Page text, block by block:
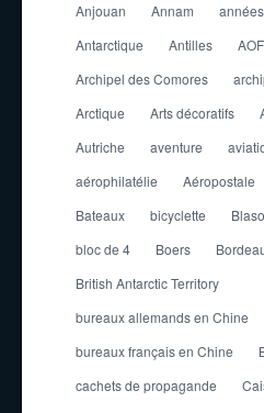
Anjouan
Annam
Antarctique
Antilles
AOF
Archipel des Comores
Arctique
Arts décoratifs
Autriche
aventure
aérophilatélie
Aéropostale
Bateaux
bicyclette
bloc de 4
Boers
British Antarctic Territory
bureaux allemands en Chine
bureaux français en Chine
cachets de propagande